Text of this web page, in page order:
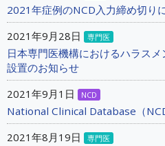
2021年症例のNCD入力締め切り
2021年9月28日
専門医
日本専門医機構におけるハラス
設置のお知らせ
2021年9月1日
NCD
National Clinical Database（
2021年8月19日
専門医